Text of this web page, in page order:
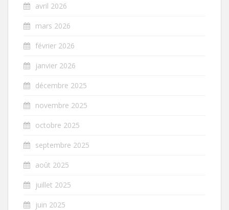
avril 2026
mars 2026
février 2026
janvier 2026
décembre 2025
novembre 2025
octobre 2025
septembre 2025
août 2025
juillet 2025
juin 2025